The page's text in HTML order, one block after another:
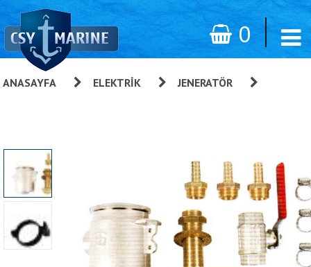
0
ANASAYFA ELEKTRIK JENERATÖR